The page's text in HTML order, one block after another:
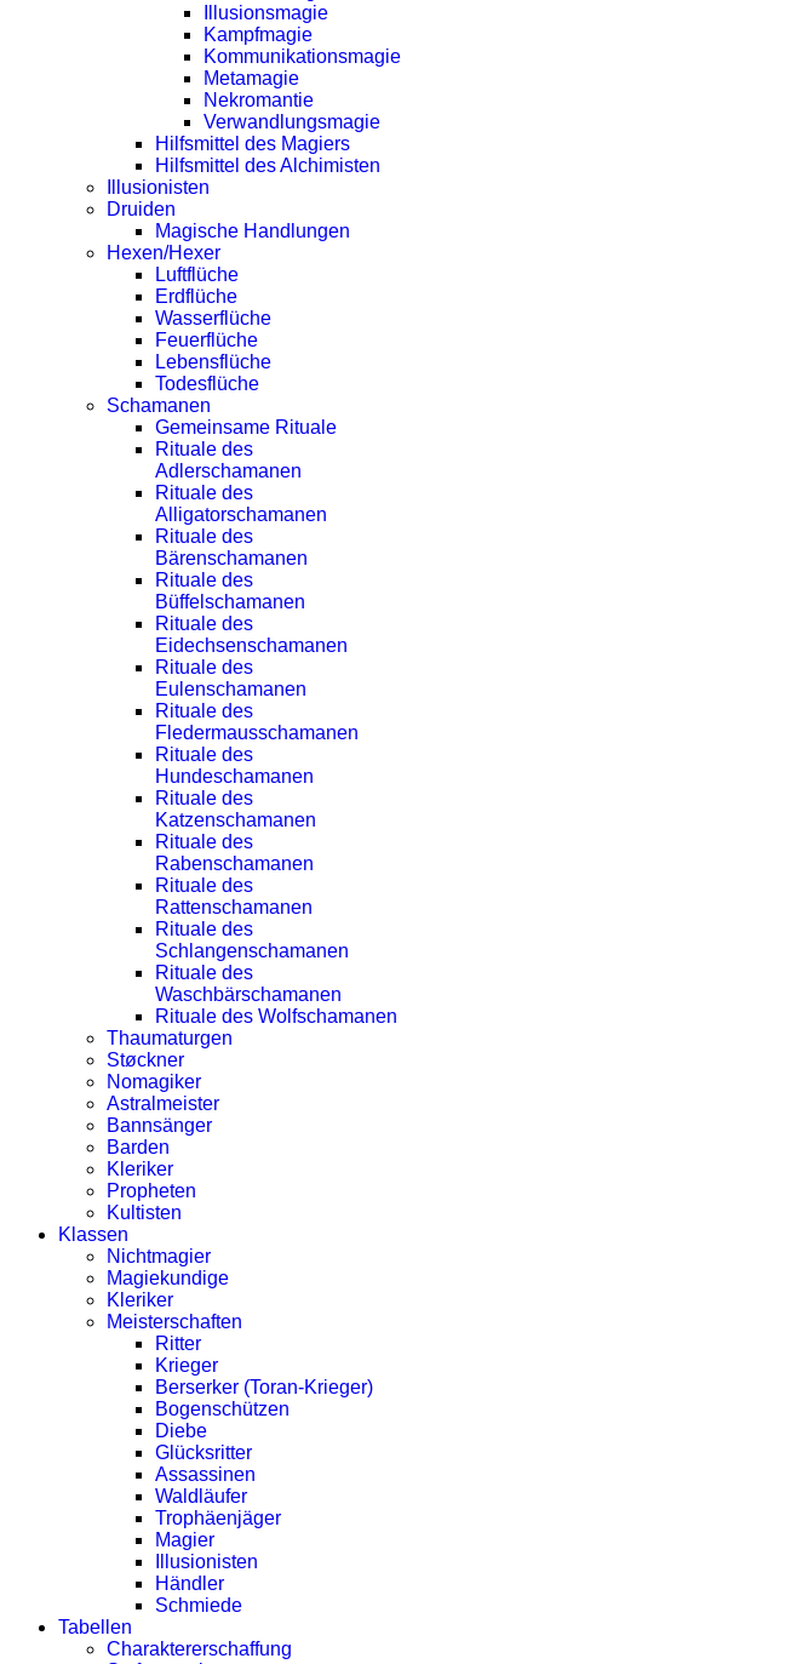
Illusionsmagie
Kampfmagie
Kommunikationsmagie
Metamagie
Nekromantie
Verwandlungsmagie
Hilfsmittel des Magiers
Hilfsmittel des Alchimisten
Illusionisten
Druiden
Magische Handlungen
Hexen/Hexer
Luftflüche
Erdflüche
Wasserflüche
Feuerflüche
Lebensflüche
Todesflüche
Schamanen
Gemeinsame Rituale
Rituale des
Adlerschamanen
Rituale des
Alligatorschamanen
Rituale des
Bärenschamanen
Rituale des
Büffelschamanen
Rituale des
Eidechsenschamanen
Rituale des
Eulenschamanen
Rituale des
Fledermausschamanen
Rituale des
Hundeschamanen
Rituale des
Katzenschamanen
Rituale des
Rabenschamanen
Rituale des
Rattenschamanen
Rituale des
Schlangenschamanen
Rituale des
Waschbärschamanen
Rituale des Wolfschamanen
Thaumaturgen
Støckner
Nomagiker
Astralmeister
Bannsänger
Barden
Kleriker
Propheten
Kultisten
Klassen
Nichtmagier
Magiekundige
Kleriker
Meisterschaften
Ritter
Krieger
Berserker (Toran-Krieger)
Bogenschützen
Diebe
Glücksritter
Assassinen
Waldläufer
Trophäenjäger
Magier
Illusionisten
Händler
Schmiede
Tabellen
Charaktererschaffung